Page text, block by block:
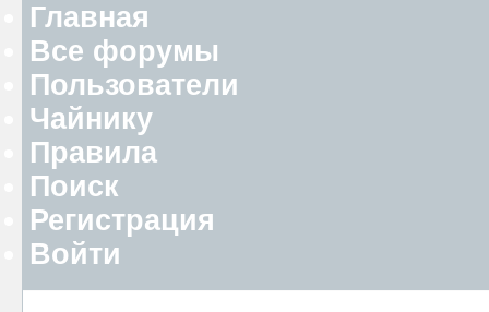
Главная
Все форумы
Пользователи
Чайнику
Правила
Поиск
Регистрация
Войти